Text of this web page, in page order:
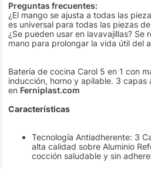
Preguntas frecuentes:
¿El mango se ajusta a todas las
es universal para todas las piezas
¿Se pueden usar en lavavajillas? Se
mano para prolongar la vida útil del
Batería de cocina Carol 5 en 1 con
inducción, horno y apilable. 3 capas
en Ferniplast.com
Características
Tecnología Antiadherente: 3
alta calidad sobre Aluminio
cocción saludable y sin